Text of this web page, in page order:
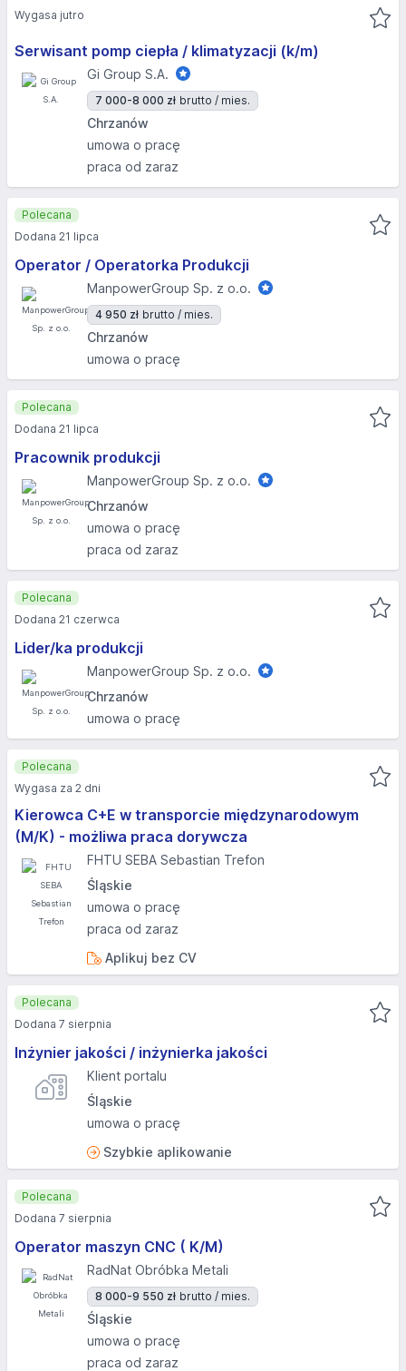
Serwisant pomp ciepła / klimatyzacji (k/m)
Gi Group S.A.
7 000-8 000 zł brutto / mies.
Chrzanów
umowa o pracę
praca od zaraz
Wygasa jutro
Operator / Operatorka Produkcji
ManpowerGroup Sp. z o.o.
4 950 zł brutto / mies.
Chrzanów
umowa o pracę
Polecana
Dodana 21 lipca
Pracownik produkcji
ManpowerGroup Sp. z o.o.
Chrzanów
umowa o pracę
praca od zaraz
Polecana
Dodana 21 lipca
Lider/ka produkcji
ManpowerGroup Sp. z o.o.
Chrzanów
umowa o pracę
Polecana
Dodana 21 czerwca
Kierowca C+E w transporcie międzynarodowym
(M/K) - możliwa praca dorywcza
FHTU SEBA Sebastian Trefon
Śląskie
umowa o pracę
praca od zaraz
Aplikuj bez CV
Polecana
Wygasa za 2 dni
Inżynier jakości / inżynierka jakości
Klient portalu
Śląskie
umowa o pracę
Szybkie aplikowanie
Polecana
Dodana 7 sierpnia
Operator maszyn CNC ( K/M)
RadNat Obróbka Metali
8 000-9 550 zł brutto / mies.
Śląskie
umowa o pracę
praca od zaraz
Polecana
Dodana 7 sierpnia